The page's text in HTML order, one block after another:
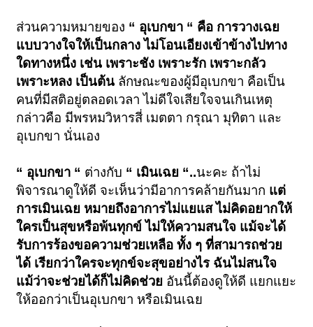
ส่วนความหมายของ “ อุเบกขา “ คือ การวางเฉย
แบบวางใจให้เป็นกลาง ไม่โอนเอียงเข้าข้างไปทาง
ใดทางหนึ่ง เช่น เพราะชัง เพราะรัก เพราะกลัว
เพราะหลง เป็นต้น ลักษณะของผู้มีอุเบกขา คือเป็น
คนที่มีสติอยู่ตลอดเวลา ไม่ดีใจเสียใจจนเกินเหตุ
กล่าวคือ มีพรหมวิหารสี่ เมตตา กรุณา มุทิตา และ
อุเบกขา นั่นเอง
“ อุเบกขา “ ต่างกับ “ เมินเฉย “..นะคะ ถ้าไม่
พิจารณาดูให้ดี จะเห็นว่ามีอาการคล้ายกันมาก แต่
การเมินเฉย หมายถึงอาการไม่แยแส ไม่คิดอยากให้
ใครเป็นสุขหรือพ้นทุกข์ ไม่ให้ความสนใจ แม้จะได้
รับการร้องขอความช่วยเหลือ ทั้ง ๆ ที่สามารถช่วย
ได้ เรียกว่าใครจะทุกข์จะสุขอย่างไร ฉันไม่สนใจ
แม้ว่าจะช่วยได้ก็ไม่คิดช่วย อันนี้ต้องดูให้ดี แยกแยะ
ให้ออกว่าเป็นอุเบกขา หรือเมินเฉย